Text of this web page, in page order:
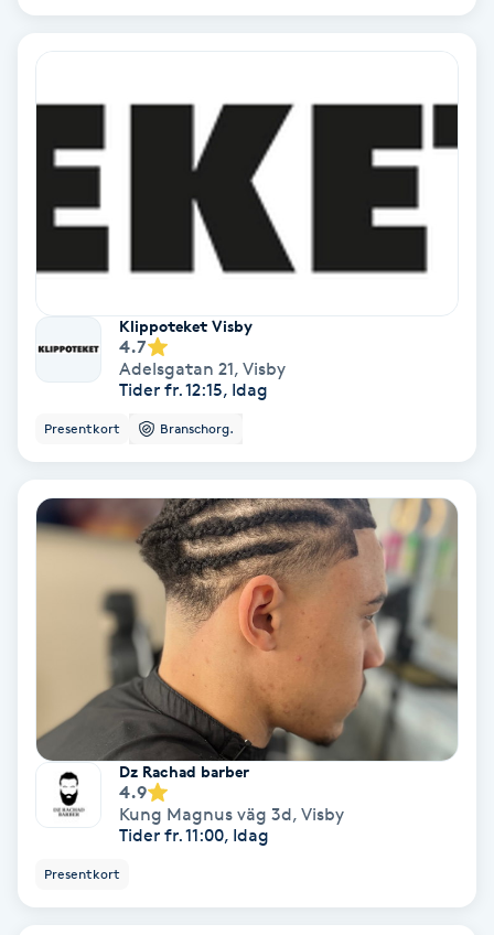
Ansiktsbehandling djuprengörande
Babylights
Balayage
Bambumassage
Barnklippning
Bottenfärg
Brynformning
Brynplockning
Bröllopsuppsättning
Celluliter
Klippoteket Visby
4.7
Adelsgatan 21, Visby
Tider fr. 12:15, Idag
Presentkort Branschorg.
Dz Rachad barber
4.9
Kung Magnus väg 3d, Visby
Tider fr. 11:00, Idag
Presentkort